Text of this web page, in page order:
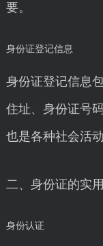
要。
身份证登记信息
身份证登记信息
住址、身份证号
也是各种社会活
二、身份证的实
身份认证